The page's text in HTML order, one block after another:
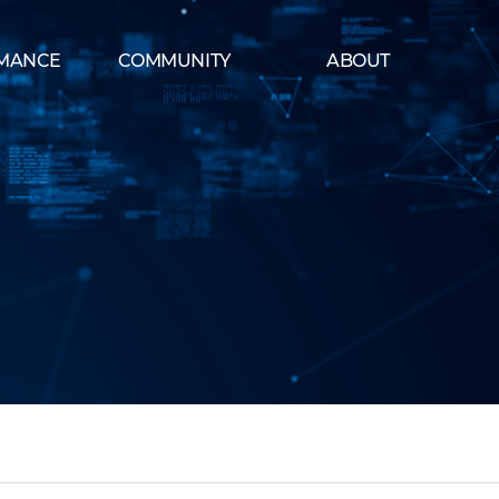
COMMUNITY ABOUT